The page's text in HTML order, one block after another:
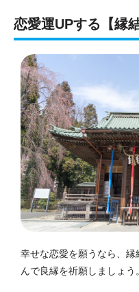
恋愛運UPする【縁
幸せな恋愛を願うなら、
んで良縁を祈願しましょう。